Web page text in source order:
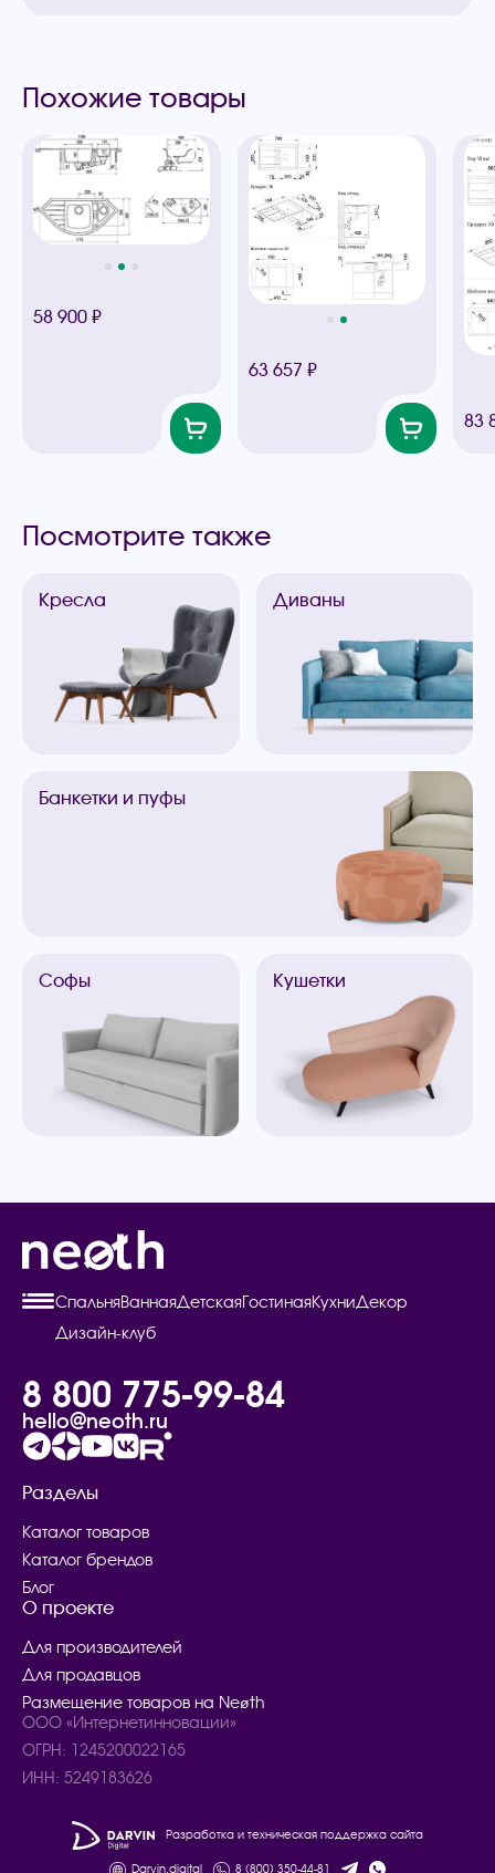
Похожие товары
58 900 ₽
63 657 ₽
83
Посмотрите также
Кресла Диваны
Банкетки и пуфы
Софы Кушетки
СпальняВаннаяДетскаяГостинаяКухниДекор
Дизайн-клуб
8 800 775-99-84
hello@neoth.ru
Разделы
Каталог товаров
Каталог брендов
Блог
О проекте
Для производителей
Для продавцов
Размещение товаров на Neøth
ООО «Интернетинновации»
ОГРН: 1245200022165
ИНН: 5249183626
Разработка и техническая поддержка сайта
Darvin.digital 8 (800) 350-44-81